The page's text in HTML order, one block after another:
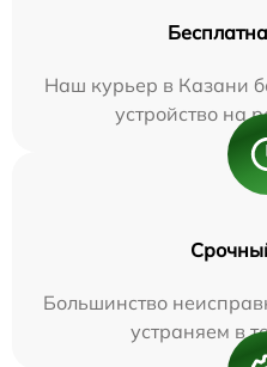
Наш курьер в Казани
устройство на
Большинство
устраняем в